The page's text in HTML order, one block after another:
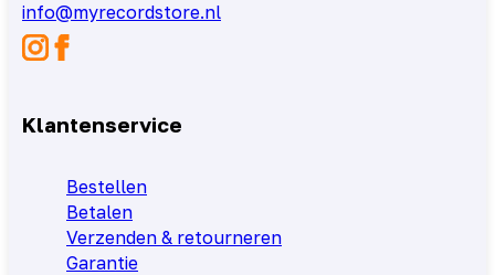
info@myrecordstore.nl
Klantenservice
Bestellen
Betalen
Verzenden & retourneren
Garantie